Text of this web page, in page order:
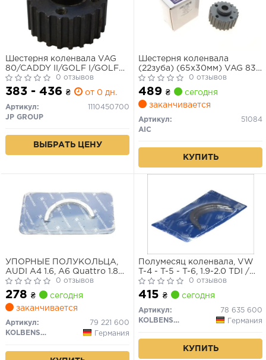
Шестерня коленвала VAG
80/CADDY II/GOLF I/GOLF
III/JETTA/PASSAT/TRANSPORTER
III
0 отзывов
383 - 436 ₴ от 0 дн.
Артикул:
1110450700
JP GROUP
ВЫБРАТЬ ЦЕНУ
Шестерня коленвала
(22зуба) (65x30мм) VAG 83-
(диз./4 цил.) (болт - FEBI
09590)
0 отзывов
489 ₴
сегодня
заканчивается
Артикул:
51084
AIC
КУПИТЬ
УПОРНЫЕ ПОЛУКОЛЬЦА,
AUDI A4 1.6, A6 Quattro 1.8
20V, VOLKSWAGEN Golf V 1.4
16V
0 отзывов
278 ₴
сегодня
заканчивается
Артикул:
79 221 600
KOLBENSCHMIDT
Германия
Полумесяц коленвала, VW
T-4 - T-5 - T-6, 1.9-2.0 TDI /
Caddy III / IV, 1.6-1.9-2.0 TDI,
STD
0 отзывов
415 ₴ сегодня
Артикул:
78 635 600
KOLBENSCHMIDT
Германия
КУПИТЬ